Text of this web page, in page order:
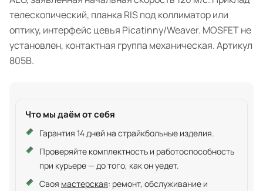
телескопический, планка RIS под коллиматор или
оптику, интерфейс цевья Picatinny/Weaver. MOSFET не
установлен, контактная группа механическая. Артикул
805B.
Что мы даём от себя
Гарантия 14 дней на страйкбольные изделия.
Проверяйте комплектность и работоспособность
при курьере — до того, как он уедет.
Своя мастерская: ремонт, обслуживание и